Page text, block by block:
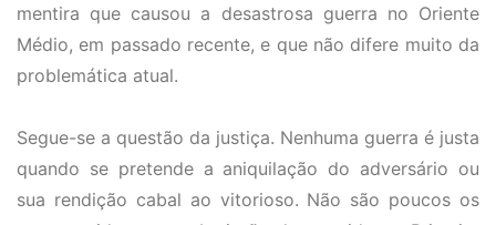
mentira que causou a desastrosa guerra no Oriente
Médio, em passado recente, e que não difere muito da
problemática atual.
Segue-se a questão da justiça. Nenhuma guerra é justa
quando se pretende a aniquilação do adversário ou
sua rendição cabal ao vitorioso. Não são poucos os